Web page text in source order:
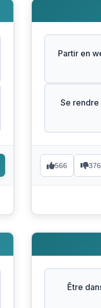
Partir en
Se
566 376
Être